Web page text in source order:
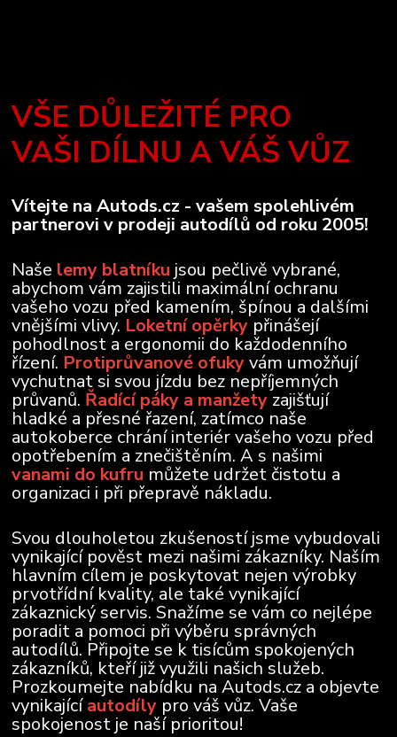
VŠE DŮLEŽITÉ PRO
VAŠI DÍLNU A VÁŠ VŮZ
Vítejte na Autods.cz - vašem spolehlivém
partnerovi v prodeji autodílů od roku 2005!
Naše lemy blatníku jsou pečlivě vybrané,
abychom vám zajistili maximální ochranu
vašeho vozu před kamením, špínou a dalšími
vnějšími vlivy. Loketní opěrky přinášejí
pohodlnost a ergonomii do každodenního
řízení. Protiprůvanové ofukyvám umožňují
vychutnat si svou jízdu bez nepříjemných
průvanů. Řadící páky a manžety zajišťují
hladké a přesné řazení, zatímco naše
autokoberce chrání interiér vašeho vozu před
opotřebením a znečištěním. A s našimi
vanami do kufru můžete udržet čistotu a
organizaci i při přepravě nákladu.
Svou dlouholetou zkušeností jsme vybudovali
vynikající pověst mezi našimi zákazníky. Naším
hlavním cílem je poskytovat nejen výrobky
prvotřídní kvality, ale také vynikající
zákaznický servis. Snažíme se vám co nejlépe
poradit a pomoci při výběru správných
autodílů. Připojte se k tisícům spokojených
zákazníků, kteří již využili našich služeb.
Prozkoumejte nabídku na Autods.cz a objevte
vynikajícíautodíly pro váš vůz. Vaše
spokojenost je naší prioritou!